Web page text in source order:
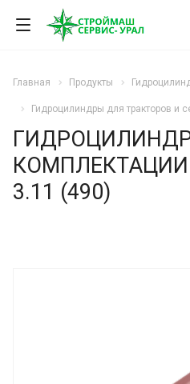
Главная Продукты
Гидроцилиндры для тракторов и
КОМПЛЕКТАЦИИ
3.11 (490)